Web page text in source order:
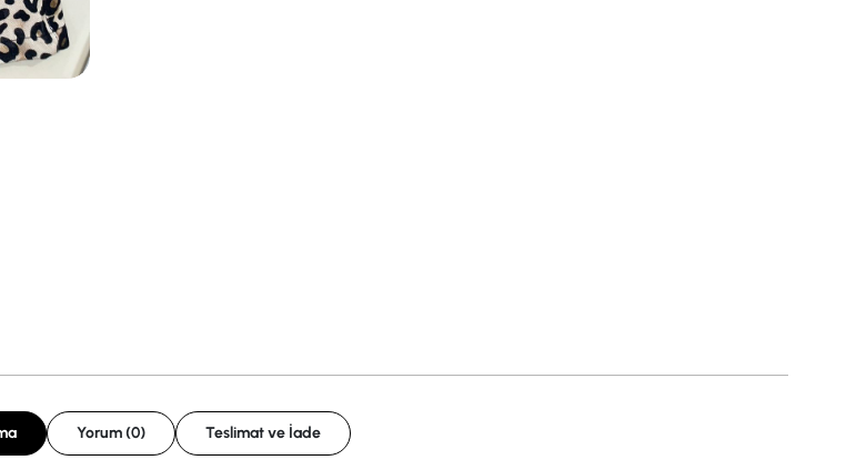
Yorum (0) Teslimat ve İade